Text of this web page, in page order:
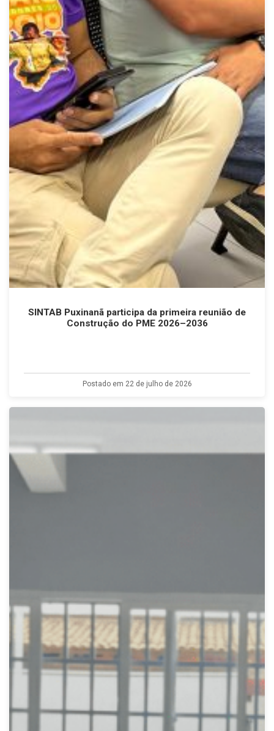
SINTAB Puxinanã participa da primeira reunião de
Construção do PME 2026–2036
Postado em 22 de julho de 2026